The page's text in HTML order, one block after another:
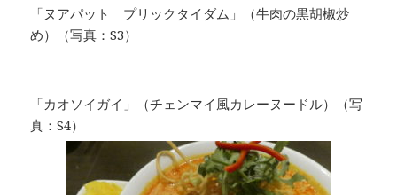
「ヌアパット プリックタイダム」（牛肉の黒胡椒炒
め）（写真：S3）
「カオソイガイ」（チェンマイ風カレーヌードル）（写
真：S4）